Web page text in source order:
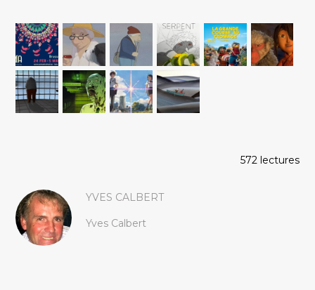
572 lectures
YVES CALBERT
Yves Calbert